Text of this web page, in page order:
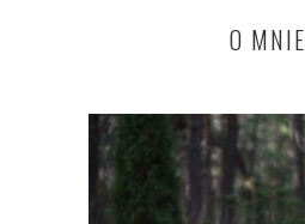
O MNIE